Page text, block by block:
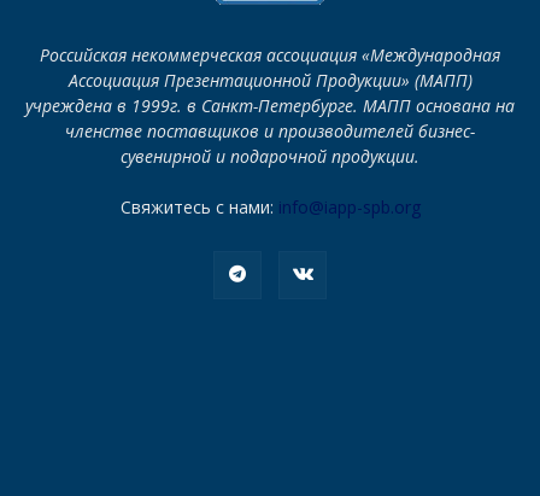
Российская некоммерческая ассоциация «Международная
Ассоциация Презентационной Продукции» (МАПП)
учреждена в 1999г. в Санкт-Петербурге. МАПП основана на
членстве поставщиков и производителей бизнес-
сувенирной и подарочной продукции.
Свяжитесь с нами: info@iapp-spb.org